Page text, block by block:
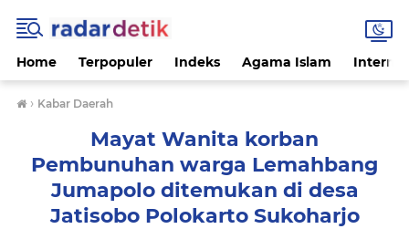
Home Terpopuler Indeks Agama Islam
› Kabar Daerah
Mayat Wanita korban
Pembunuhan warga Lemahbang
Jumapolo ditemukan di desa
Jatisobo Polokarto Sukoharjo